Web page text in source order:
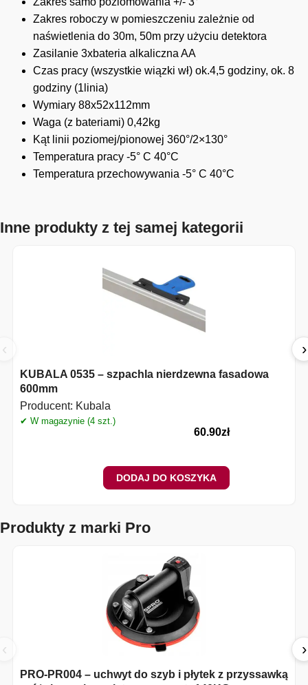
Zakres roboczy w pomieszczeniu zależnie od
naświetlenia do 30m, 50m przy użyciu detektora
Zasilanie 3xbateria alkaliczna AA
Czas pracy (wszystkie wiązki wł) ok.4,5 godziny, ok. 8
godziny (1linia)
Wymiary 88x52x112mm
Waga (z bateriami) 0,42kg
Kąt linii poziomej/pionowej 360°/2×130°
Temperatura pracy -5° C 40°C
Temperatura przechowywania -5° C 40°C
Inne produkty z tej samej kategorii
‹
KUBALA 0535 – szpachla nierdzewna fasadowa
600mm
Producent: Kubala
✔ W magazynie (4 szt.)
60.90zł
DODAJ DO KOSZYKA
›
Produkty z marki Pro
‹
PRO-PR004 – uchwyt do szyb i płytek z przyssawką
›